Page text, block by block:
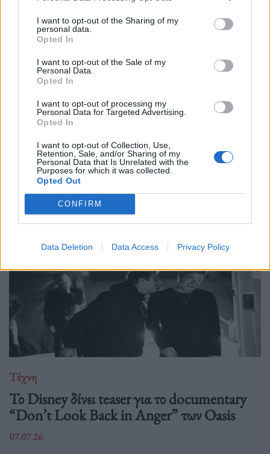
I want to opt-out of the Sharing of my
personal data.
Opted In
I want to opt-out of the Sale of my
Personal Data.
Opted In
I want to opt-out of processing my
Personal Data for Targeted Advertising.
Opted In
I want to opt-out of Collection, Use,
Retention, Sale, and/or Sharing of my
Personal Data that Is Unrelated with the
Purposes for which it was collected.
Opted Out
CONFIRM
Data Deletion Data Access Privacy Policy
Newsroom
Κινηματογράφος, Σινεμά.
Δείτε επίσης
Τέχνη
Το Disney δίνει teaser για το documentary
“Don’t Look Back in Anger” των Oasis
07.07.26